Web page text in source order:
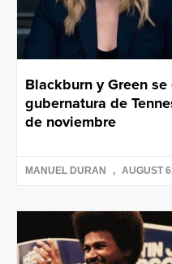
Blackburn y Green
gubernatura de
de noviembre
MANUEL DURAN AUGUST